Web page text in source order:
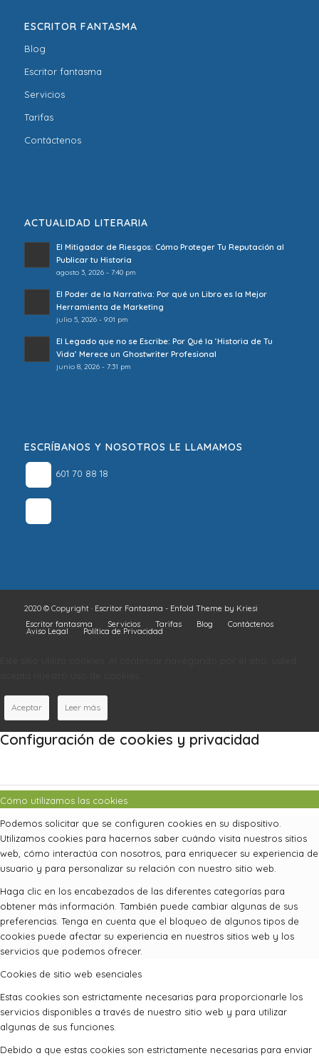
ESCRITOR FANTASMA
Blog
Escritor fantasma
Servicios
Tarifas
Contáctenos
ACTUALIDAD LITERARIA
El Mitigador de Riesgos: Cómo Proteger Tu Reputación al
Publicar tu Historia
agosto 3, 2026 - 7:40 pm
El Poder de la Narrativa: Por qué un Libro es la Mejor
Herramienta de Marketing
julio 5, 2026 - 9:01 pm
El Legado que no se Escribe: Por Qué la ‘Historia de Tu
Vida’ Merece un Ghostwriter Profesional
junio 8, 2026 - 7:31 pm
ESCRÍBANOS Y NOSOTROS LE LLAMAMOS
601 70 88 18
2020 © Copyright · Escritor Fantasma - Enfold Theme by Kriesi
Escritor fantasma
Servicios Tarifas Blog Contáctenos
Aviso Legal Política de Privacidad
Aceptar Leer más
Configuración de cookies y privacidad
Cómo utilizamos las cookies
Podemos solicitar que se configuren cookies en su dispositivo.
Utilizamos cookies para hacernos saber cuándo visita nuestros sitios
web, cómo interactúa con nosotros, para enriquecer su experiencia de
usuario y para personalizar su relación con nuestro sitio web.
Haga clic en los encabezados de las diferentes categorías para
obtener más información. También puede cambiar algunas de sus
preferencias. Tenga en cuenta que el bloqueo de algunos tipos de
cookies puede afectar su experiencia en nuestros sitios web y los
servicios que podemos ofrecer.
Cookies de sitio web esenciales
Estas cookies son estrictamente necesarias para proporcionarle los
servicios disponibles a través de nuestro sitio web y para utilizar
algunas de sus funciones.
Debido a que estas cookies son estrictamente necesarias para enviar